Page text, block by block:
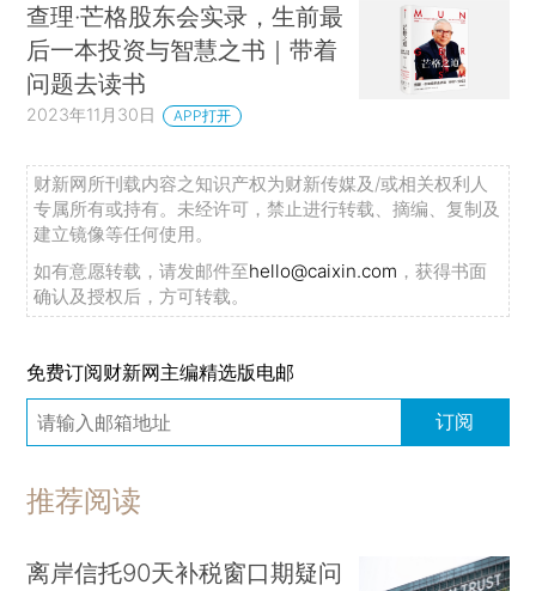
查理·芒格股东会实录，生前最
后一本投资与智慧之书｜带着
问题去读书
2023年11月30日 APP打开
财新网所刊载内容之知识产权为财新传媒及/或相关权利人
专属所有或持有。未经许可，禁止进行转载、摘编、复制及
建立镜像等任何使用。
如有意愿转载，请发邮件至hello@caixin.com ，获得书面
确认及授权后，方可转载。
免费订阅财新网主编精选版电邮
订阅
推荐阅读
离岸信托90天补税窗口期疑问